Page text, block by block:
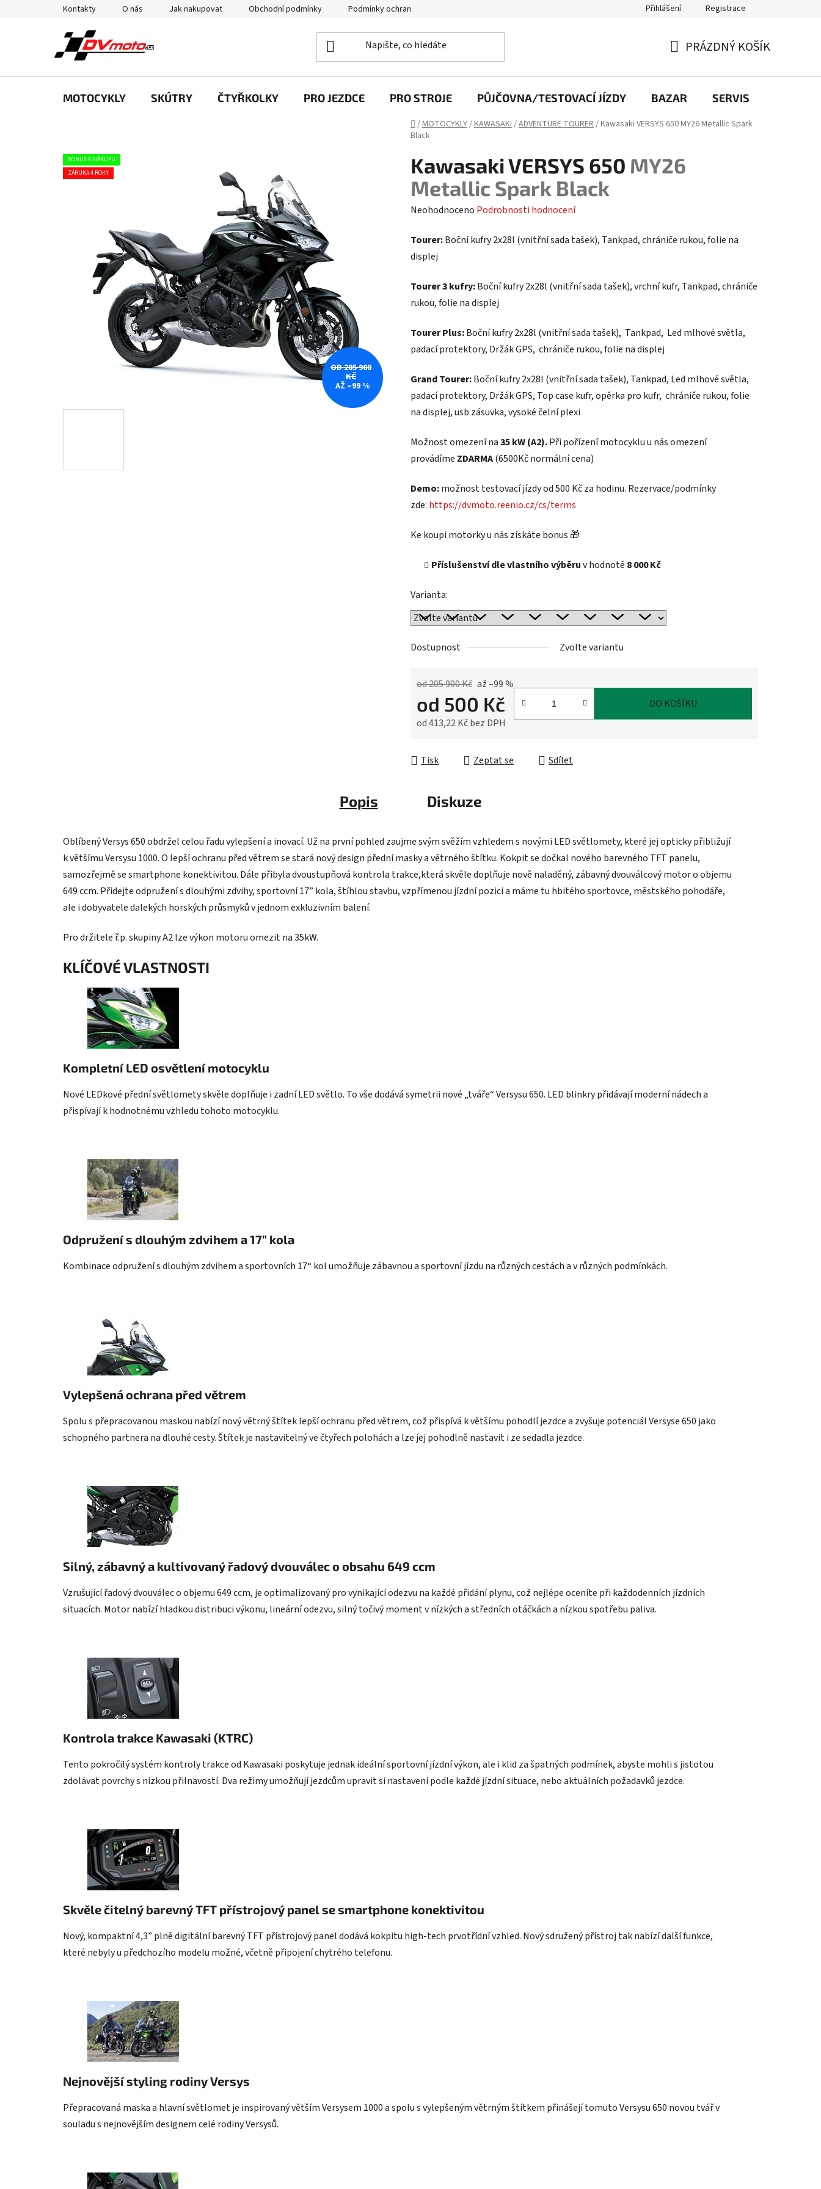
Kontakty O nás Jak nakupovat Obchodní podmínky Podmínky ochrany osobních údajů Přihlášení Registrace
KOŠÍK
PRÁZDNÝ KOŠÍK
MOTOCYKLY SKÚTRY ČTYŘKOLKY PRO JEZDCE PRO STROJE PŮJČOVNA/TESTOVACÍ JÍZDY BAZAR SERVIS
Domů
/MOTOCYKLY/KAWASAKI/ADVENTURE TOURER/Kawasaki VERSYS 650MY26 Metallic Spark
Black
Kawasaki VERSYS 650 MY26
Metallic Spark Black
Průměrné
produktu
je
z
5
Neohodnoceno Podrobnosti hodnocení
Tourer:Boční kufry 2x28l (vnitřní sada tašek), Tankpad, chrániče rukou, folie na
displej
Tourer 3 kufry:Boční kufry 2x28l (vnitřní sada tašek), vrchní kufr, Tankpad, chrániče
rukou, folie na displej
Tourer Plus:Boční kufry 2x28l (vnitřní sada tašek), Tankpad, Led mlhové světla,
padací protektory, Držák GPS, chrániče rukou, folie na displej
Grand Tourer:Boční kufry 2x28l (vnitřní sada tašek), Tankpad, Led mlhové světla,
padací protektory, Držák GPS, Top case kufr, opěrka pro kufr, chrániče rukou, folie
na displej, usb zásuvka, vysoké čelní plexi
Možnost omezení na35 kW (A2).Při pořízení motocyklu u nás omezení
provádíme ZDARMA(6500Kč normální cena)
Demo:možnost testovací jízdy od 500 Kč za hodinu. Rezervace/podmínky
zde: https://dvmoto.reenio.cz/cs/terms
Ke koupi motorky u nás získáte bonus 🎁
Příslušenství dle vlastního výběruv hodnotě 8 000 Kč
Varianta:
Dostupnost Zvolte variantu
od 205 900 Kč až –99 %
od 500 Kč
od413,22 Kčbez DPH
DO KOŠÍKU
Tisk Zeptat se Sdílet
BONUS K NÁKUPU
ZÁRUKA 4 ROKY
OD 205 900
KČ
AŽ –99 %
Popis Diskuze
Oblíbený Versys 650 obdržel celou řadu vylepšení a inovací. Už na první pohled zaujme svým svěžím vzhledem s novými LED světlomety, které jej opticky přibližují
k většímu Versysu 1000. O lepší ochranu před větrem se stará nový design přední masky a větrného štítku. Kokpit se dočkal nového barevného TFT panelu,
samozřejmě se smartphone konektivitou. Dále přibyla dvoustupňová kontrola trakce,která skvěle doplňuje nově naladěný, zábavný dvouválcový motor o objemu
649 ccm. Přidejte odpružení s dlouhými zdvihy, sportovní 17” kola, štíhlou stavbu, vzpřímenou jízdní pozici a máme tu hbitého sportovce, městského pohodáře,
ale i dobyvatele dalekých horských průsmyků v jednom exkluzivním balení.
Pro držitele ř.p. skupiny A2 lze výkon motoru omezit na 35kW.
KLÍČOVÉ VLASTNOSTI
Kompletní LED osvětlení motocyklu
Nové LEDkové přední světlomety skvěle doplňuje i zadní LED světlo. To vše dodává symetrii nové „tváře“ Versysu 650. LED blinkry přidávají moderní nádech a
přispívají k hodnotnému vzhledu tohoto motocyklu.
Odpružení s dlouhým zdvihem a 17” kola
Kombinace odpružení s dlouhým zdvihem a sportovních 17“ kol umožňuje zábavnou a sportovní jízdu na různých cestách a v různých podmínkách.
Vylepšená ochrana před větrem
Spolu s přepracovanou maskou nabízí nový větrný štítek lepší ochranu před větrem, což přispívá k většímu pohodlí jezdce a zvyšuje potenciál Versyse 650 jako
schopného partnera na dlouhé cesty. Štítek je nastavitelný ve čtyřech polohách a lze jej pohodlně nastavit i ze sedadla jezdce.
Silný, zábavný a kultivovaný řadový dvouválec o obsahu 649 ccm
Vzrušující řadový dvouválec o objemu 649 ccm, je optimalizovaný pro vynikající odezvu na každé přidání plynu, což nejlépe oceníte při každodenních jízdních
situacích. Motor nabízí hladkou distribuci výkonu, lineární odezvu, silný točivý moment v nízkých a středních otáčkách a nízkou spotřebu paliva.
Kontrola trakce Kawasaki (KTRC)
Tento pokročilý systém kontroly trakce od Kawasaki poskytuje jednak ideální sportovní jízdní výkon, ale i klid za špatných podmínek, abyste mohli s jistotou
zdolávat povrchy s nízkou přilnavostí. Dva režimy umožňují jezdcům upravit si nastavení podle každé jízdní situace, nebo aktuálních požadavků jezdce.
Skvěle čitelný barevný TFT přístrojový panel se smartphone konektivitou
Nový, kompaktní 4,3” plně digitální barevný TFT přístrojový panel dodává kokpitu high-tech prvotřídní vzhled. Nový sdružený přístroj tak nabízí další funkce,
které nebyly u předchozího modelu možné, včetně připojení chytrého telefonu.
Nejnovější styling rodiny Versys
Přepracovaná maska a hlavní světlomet je inspirovaný větším Versysem 1000 a spolu s vylepšeným větrným štítkem přinášejí tomuto Versysu 650 novou tvář v
souladu s nejnovějším designem celé rodiny Versysů.